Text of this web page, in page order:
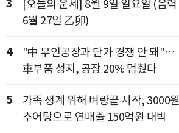
3
[오늘의 운세] 8월 9일 일요일 (음력
6월 27일 乙卯)
4
"中 무인공장과 단가 경쟁 안 돼"…
車부품 성지, 공장 20% 멈췄다
5
가족 생계 위해 벼랑끝 시작, 3000원
추어탕으로 연매출 150억원 대박